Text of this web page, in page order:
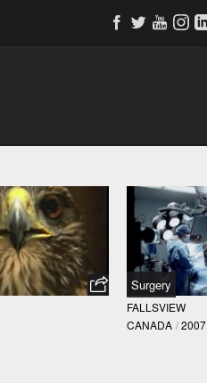
Surgery
FALLSVIEW
CANADA / 2007